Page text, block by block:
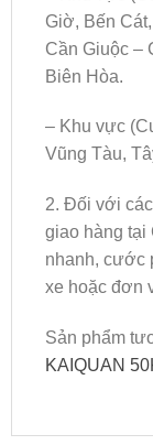
Giờ, Bến
Cần Giuộc –
Biên Hòa.
– Khu vực
Vũng Tàu,
2. Đối với
giao hàng tại
nhanh, cước
xe hoặc đơn
Sản phẩm
KAIQUAN